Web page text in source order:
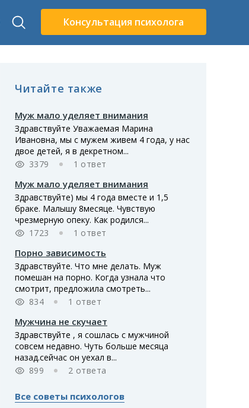
Консультация психолога
Читайте также
Муж мало уделяет внимания
Здравствуйте Уважаемая Марина
Ивановна, мы с мужем живем 4 года, у нас
двое детей, я в декретном...
3379
1 ответ
Муж мало уделяет внимания
Здравствуйте) мы 4 года вместе и 1,5
браке. Малышу 8месяце. Чувствую
чрезмерную опеку. Как родился...
1723
1 ответ
Порно зависимость
Здравствуйте. Что мне делать. Муж
помешан на порно. Когда узнала что
смотрит, предложила смотреть...
834
1 ответ
Мужчина не скучает
Здравствуйте , я сошлась с мужчиной
совсем недавно. Чуть больше месяца
назад.сейчас он уехал в...
899
2 ответа
Все советы психологов